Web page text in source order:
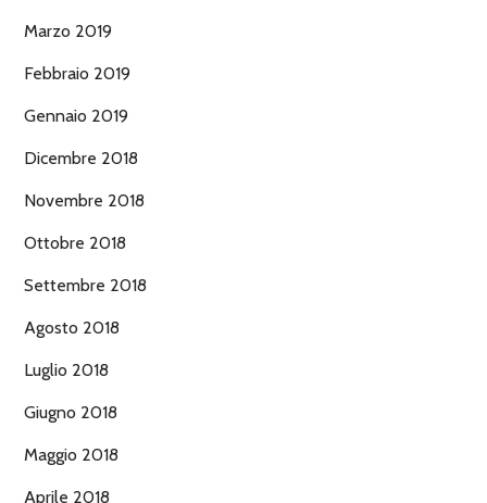
Marzo 2019
Febbraio 2019
Gennaio 2019
Dicembre 2018
Novembre 2018
Ottobre 2018
Settembre 2018
Agosto 2018
Luglio 2018
Giugno 2018
Maggio 2018
Aprile 2018